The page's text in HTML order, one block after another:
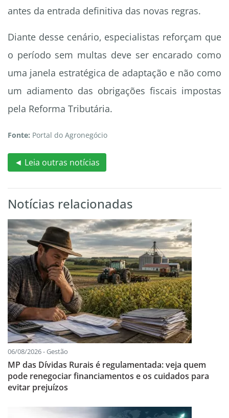
antes da entrada definitiva das novas regras.
Diante desse cenário, especialistas reforçam que
o período sem multas deve ser encarado como
uma janela estratégica de adaptação e não como
um adiamento das obrigações fiscais impostas
pela Reforma Tributária.
Fonte: Portal do Agronegócio
◄ Leia outras notícias
Notícias relacionadas
06/08/2026 - Gestão
MP das Dívidas Rurais é regulamentada: veja quem
pode renegociar financiamentos e os cuidados para
evitar prejuízos